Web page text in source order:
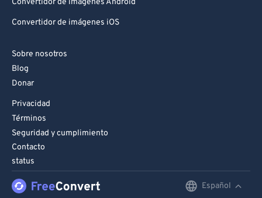
Convertidor de imágenes Android
Convertidor de imágenes iOS
Sobre nosotros
Blog
Donar
Privacidad
Términos
Seguridad y cumplimiento
Contacto
status
Español